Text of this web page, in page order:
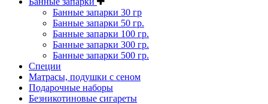
Банные запарки 30 гр
Банные запарки 50 гр.
Банные запарки 100 гр.
Банные запарки 300 гр.
Банные запарки 500 гр.
Специи
Матрасы, подушки с сеном
Подарочные наборы
Безникотиновые сигареты